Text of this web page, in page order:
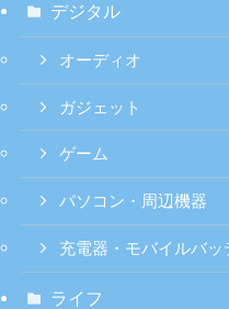
デジタル
オーディオ
ガジェット
ゲーム
パソコン・周辺機器
充電器・モバイルバッ
ライフ